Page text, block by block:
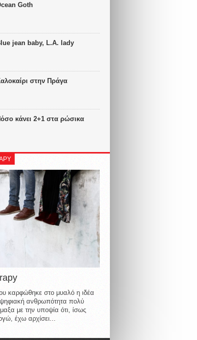
Goth
jean baby, L.A. lady
στην Πράγα
κάνει 2+1 στα ρώσικα
καρφώθηκε στο μυαλό η ιδέα
ψηφιακή ανθρωπότητα πολύ
με την υποψία ότι, ίσως
έχω αρχίσει...